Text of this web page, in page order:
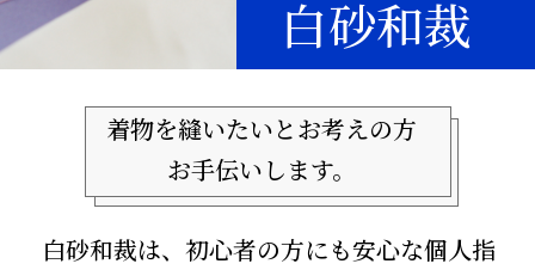
白砂和裁
着物を縫いたいとお考えの方
お手伝いします。
白砂和裁は、初心者の方にも安心な個人指